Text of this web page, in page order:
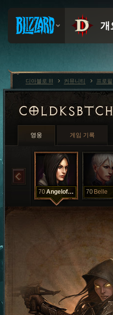
COLDKSBTCH
영웅 게임 기록
70 AngelofDeath 70 Belle
디아블로 III 커뮤니티 프로필